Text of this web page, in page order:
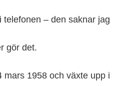
telefonen – den saknar jag
gör det.
mars 1958 och växte upp i